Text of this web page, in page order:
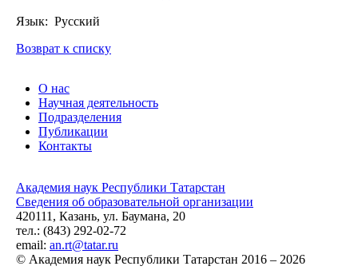
Язык: Русский
Возврат к списку
О нас
Научная деятельность
Подразделения
Публикации
Контакты
Академия наук Республики Татарстан
Сведения об образовательной организации
420111, Казань, ул. Баумана, 20
тел.: (843) 292-02-72
email: an.rt@tatar.ru
© Академия наук Республики Татарстан 2016 – 2026